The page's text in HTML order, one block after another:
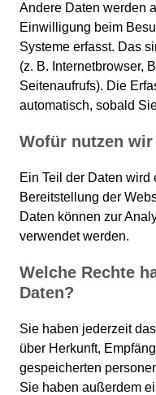
Andere Daten werden
Einwilligung beim
Systeme erfasst. Das
(z. B. Internetbrowser,
Seitenaufrufs). Die
automatisch, sobald
Wofür nutzen wir
Ein Teil der Daten
Bereitstellung der
Daten können zur
verwendet werden.
Welche Rechte
Daten?
Sie haben jederzeit
über Herkunft,
gespeicherten
Sie haben außerdem